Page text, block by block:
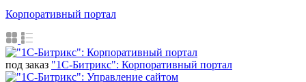
Корпоративный портал
под заказ "1С-Битрикс": Корпоративный портал